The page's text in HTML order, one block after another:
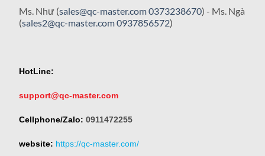
Ms. Như (sales@qc-master.com0373238670) - Ms. Ngà
(sales2@qc-master.com0937856572)
HotLine:
support@qc-master.com
Cellphone/Zalo: 0911472255
website: https://qc-master.com/